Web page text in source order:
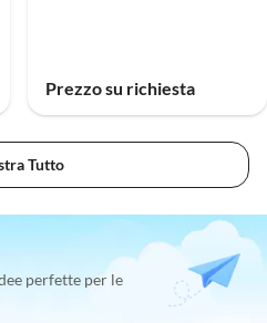
Prezzo su richiesta
Tutto
perfette per le